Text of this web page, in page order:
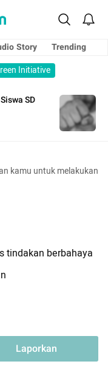
Story
Trending
Initiative
SD
kamu untuk melakukan
tindakan berbahaya
Laporkan